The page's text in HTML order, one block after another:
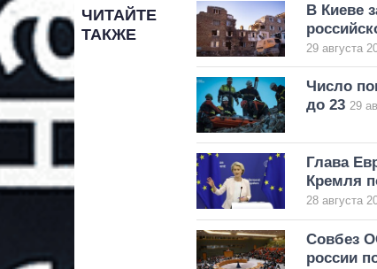
ЧИТАЙТЕ
ТАКЖЕ
В Киеве
29 августа
Число
до 23 29
Глава
Кремля
28 августа
Совбез
россии